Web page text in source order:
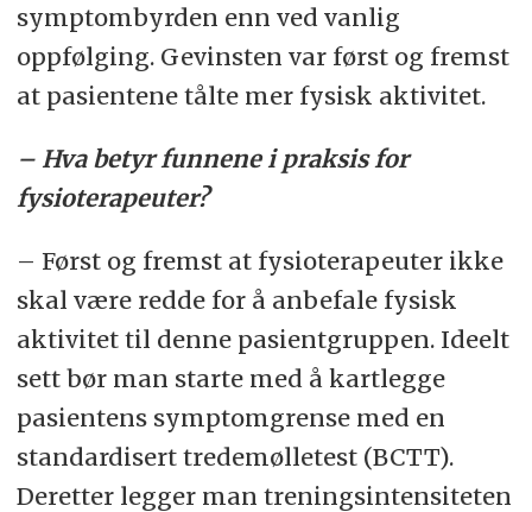
symptombyrden enn ved vanlig
oppfølging. Gevinsten var først og fremst
at pasientene tålte mer fysisk aktivitet.
– Hva betyr funnene i praksis for
fysioterapeuter?
– Først og fremst at fysioterapeuter ikke
skal være redde for å anbefale fysisk
aktivitet til denne pasientgruppen. Ideelt
sett bør man starte med å kartlegge
pasientens symptomgrense med en
standardisert tredemølletest (BCTT).
Deretter legger man treningsintensiteten